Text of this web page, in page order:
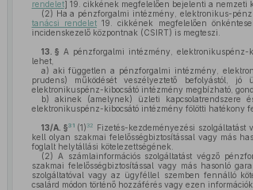
rendelet] 19. cikkének megfelelően bejelenti a nemzeti
(2) Ha a pénzforgalmi intézmény, elektronikus-
tanácsi rendelet 19. cikkének megfelelően
incidenskezelő központnak (CSIRT) is megteszi.
13. § A pénzforgalmi intézmény, elektronikuspénz-
lehet,
a) aki független a pénzforgalmi intézmény,
prudens) működését veszélyeztető befolyástól,
elektronikuspénz-kibocsátó intézmény megbízható,
b) akinek (amelynek) üzleti kapcsolatrendszere
elektronikuspénz-kibocsátó intézmény fölötti hatékony
13/A. §31 (1) 32
Fizetés-kezdeményezési
kell olyan szakmai felelősségbiztosítással vagy más
foglalt helytállási kötelezettségének.
(2) A számlainformációs szolgáltatást végző
szakmai felelősségbiztosítással vagy más hasonló
szolgáltatóval vagy az ügyféllel szemben fennálló
csalárd módon történő hozzáférés vagy ezen